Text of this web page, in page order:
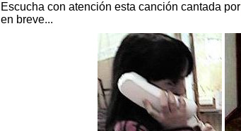
Escucha con atención esta canción cantada por
en breve...